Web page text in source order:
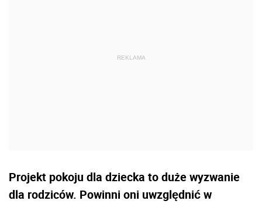
Projekt pokoju dla dziecka to duże wyzwanie
dla rodziców. Powinni oni uwzględnić w